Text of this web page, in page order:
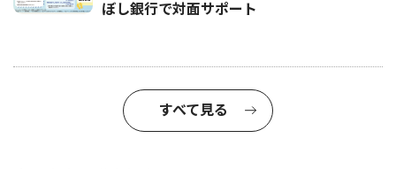
ぼし銀行で対面サポート
すべて見る